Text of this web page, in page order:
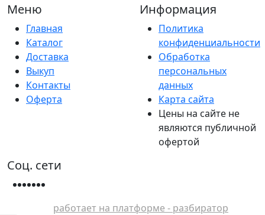
Меню
Главная
Каталог
Доставка
Выкуп
Контакты
Оферта
Информация
Политика
конфиденциальности
Обработка
персональных
данных
Карта сайта
Цены на сайте не
являются публичной
офертой
Соц. сети
работает на платформе - разбиратор